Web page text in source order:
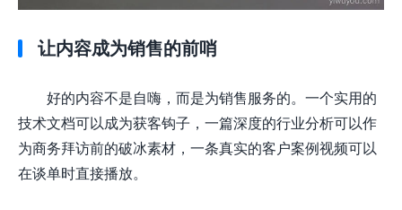
让内容成为销售的前哨
好的内容不是自嗨，而是为销售服务的。一个实用的
技术文档可以成为获客钩子，一篇深度的行业分析可以作
为商务拜访前的破冰素材，一条真实的客户案例视频可以
在谈单时直接播放。